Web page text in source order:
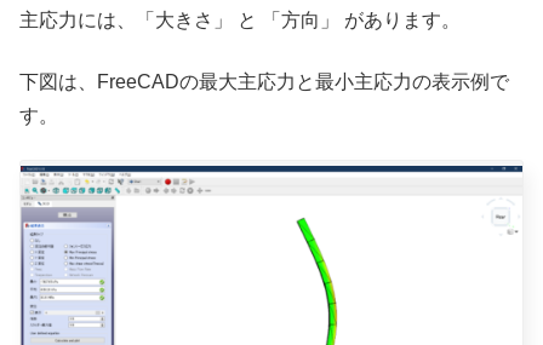
主応力には、「大きさ」 と 「方向」 があります。
下図は、FreeCADの最大主応力と最小主応力の表示例で
す。